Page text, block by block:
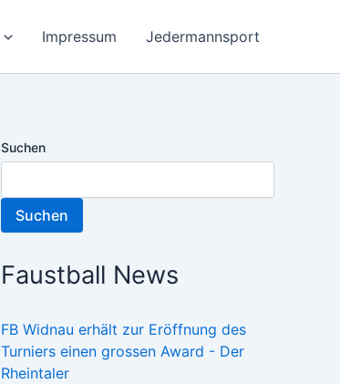
Impressum Jedermannsport
Suchen
Suchen
Faustball News
FB Widnau erhält zur Eröffnung des
Turniers einen grossen Award - Der
Rheintaler